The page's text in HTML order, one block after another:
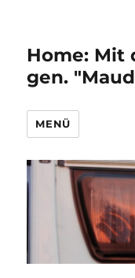
Home: Mit
gen.
MENÜ